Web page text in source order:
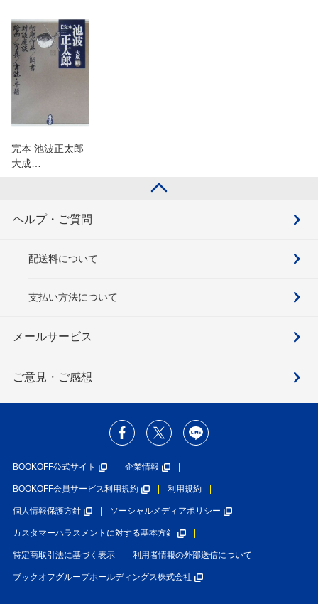
完本 池波正太郎
大成…
ヘルプ・ご質問
配送料について
支払い方法について
メールサービス
ご意見・ご感想
BOOKOFF公式サイト 企業情報
BOOKOFF会員サービス利用規約 利用規約
個人情報保護方針 ソーシャルメディアポリシー
カスタマーハラスメントに対する基本方針
特定商取引法に基づく表示 利用者情報の外部送信について
ブックオフグループホールディングス株式会社